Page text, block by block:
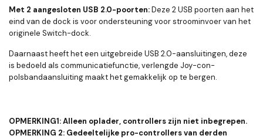
Met 2 aangesloten USB 2.0-poorten:Deze 2 USB poorten aan het
eind van de dock is voor ondersteuning voor stroominvoer van het
originele Switch-dock.
Daarnaast heeft het een uitgebreide USB 2.0-aansluitingen, deze
is bedoeld als communicatiefunctie, verlengde Joy-con-
polsbandaansluiting maakt het gemakkelijk op te bergen.
OPMERKING1: Alleen oplader, controllers zijn niet inbegrepen.
OPMERKING 2: Gedeeltelijke pro-controllers van derden